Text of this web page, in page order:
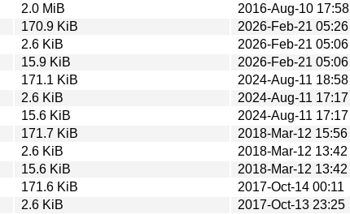
2.0 MiB
2016-Aug-10 17:58
170.9 KiB
2026-Feb-21 05:26
2.6 KiB
2026-Feb-21 05:06
15.9 KiB
2026-Feb-21 05:06
171.1 KiB
2024-Aug-11 18:58
2.6 KiB
2024-Aug-11 17:17
15.6 KiB
2024-Aug-11 17:17
171.7 KiB
2018-Mar-12 15:56
2.6 KiB
2018-Mar-12 13:42
15.6 KiB
2018-Mar-12 13:42
171.6 KiB
2017-Oct-14 00:11
2.6 KiB
2017-Oct-13 23:25